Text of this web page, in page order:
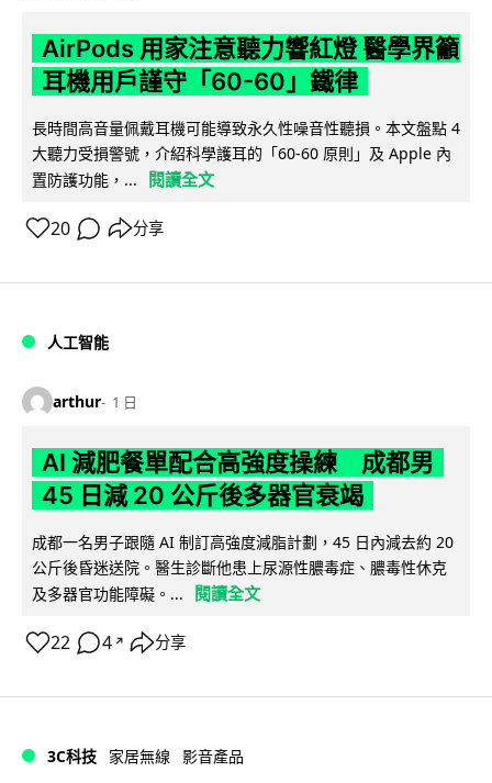
AirPods 用家注意聽力響紅燈 醫學界籲
耳機用戶謹守「60-60」鐵律
長時間高音量佩戴耳機可能導致永久性噪音性聽損。本文盤點 4
大聽力受損警號，介紹科學護耳的「60-60 原則」及 Apple 內
置防護功能，...
閱讀全文
20 分享
人工智能
arthur 1 日
AI 減肥餐單配合高強度操練 成都男
45 日減 20 公斤後多器官衰竭
成都一名男子跟隨 AI 制訂高強度減脂計劃，45 日內減去約 20
公斤後昏迷送院。醫生診斷他患上尿源性膿毒症、膿毒性休克
及多器官功能障礙。...
閱讀全文
22 4 ↗ 分享
3C科技 家居無線 影音產品